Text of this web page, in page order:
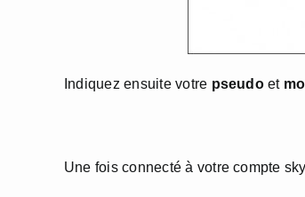
Indiquez ensuite votre pseudoet
Une fois connecté à votre compte